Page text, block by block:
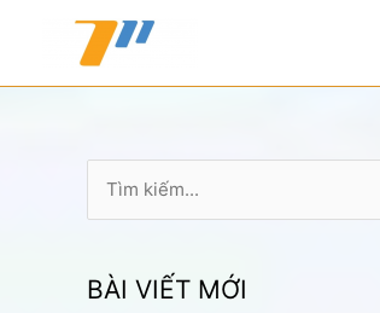
k
BÀI VIẾT MỚI